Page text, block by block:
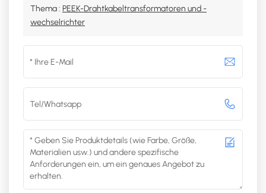
Thema : PEEK-Drahtkabeltransformatoren und -
wechselrichter